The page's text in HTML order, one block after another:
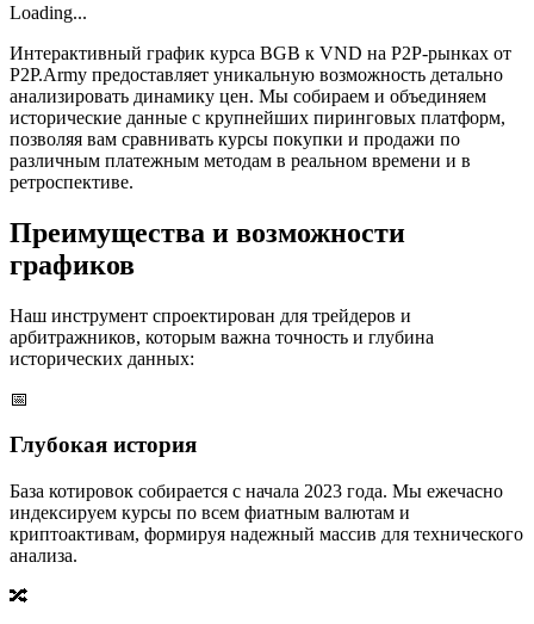
Loading...
Интерактивный график курса BGB к VND на P2P-рынках от
P2P.Army предоставляет уникальную возможность детально
анализировать динамику цен. Мы собираем и объединяем
исторические данные с крупнейших пиринговых платформ,
позволяя вам сравнивать курсы покупки и продажи по
различным платежным методам в реальном времени и в
ретроспективе.
Преимущества и возможности
графиков
Наш инструмент спроектирован для трейдеров и
арбитражников, которым важна точность и глубина
исторических данных:
📅
Глубокая история
База котировок собирается с начала 2023 года. Мы ежечасно
индексируем курсы по всем фиатным валютам и
криптоактивам, формируя надежный массив для технического
анализа.
🔀